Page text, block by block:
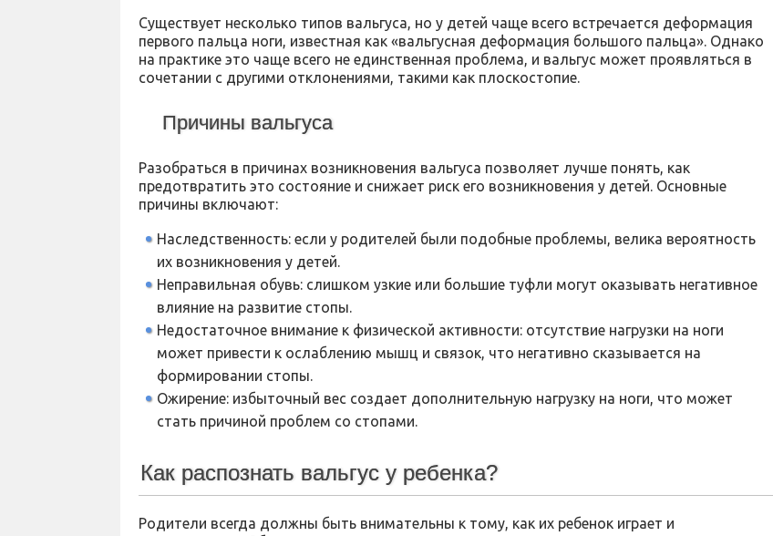
Существует несколько типов вальгуса, но у детей чаще всего встречается деформация
первого пальца ноги, известная как «вальгусная деформация большого пальца». Однако
на практике это чаще всего не единственная проблема, и вальгус может проявляться в
сочетании с другими отклонениями, такими как плоскостопие.
Причины вальгуса
Разобраться в причинах возникновения вальгуса позволяет лучше понять, как
предотвратить это состояние и снижает риск его возникновения у детей. Основные
причины включают:
Наследственность: если у родителей были подобные проблемы, велика вероятность
их возникновения у детей.
Неправильная обувь: слишком узкие или большие туфли могут оказывать негативное
влияние на развитие стопы.
Недостаточное внимание к физической активности: отсутствие нагрузки на ноги
может привести к ослаблению мышц и связок, что негативно сказывается на
формировании стопы.
Ожирение: избыточный вес создает дополнительную нагрузку на ноги, что может
стать причиной проблем со стопами.
Как распознать вальгус у ребенка?
Родители всегда должны быть внимательны к тому, как их ребенок играет и